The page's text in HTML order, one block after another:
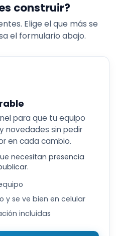
construir?
Elige el que más se
el formulario abajo.
para que tu equipo
novedades sin pedir
en cada cambio.
necesitan presencia
y se ve bien en celular
incluidas